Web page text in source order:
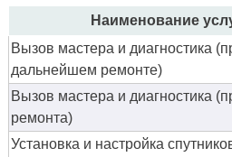
Наименование
Вызов мастера и диагностика
дальнейшем ремонте)
Вызов мастера и диагностика
ремонта)
Установка и настройка